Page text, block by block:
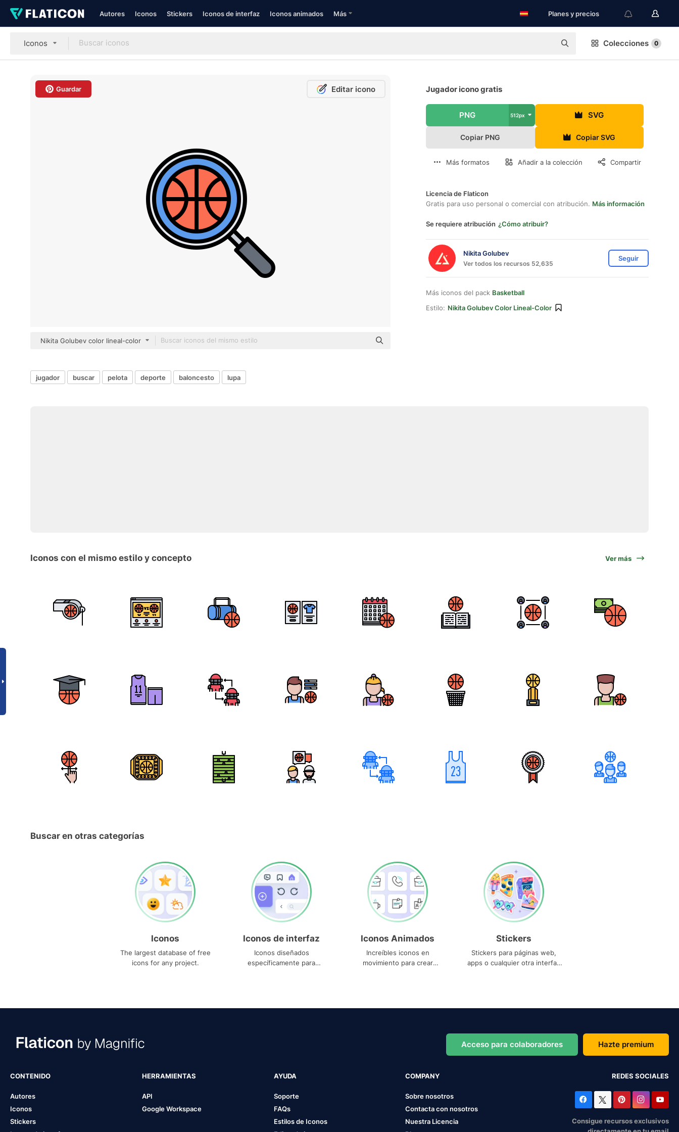
Autores Iconos Stickers Iconos de interfaz Iconos animados Más Planes y precios
Iconos Colecciones 0
Guardar Editar icono
Nikita Golubev color lineal-color
Jugador icono gratis
PNG 512px SVG
Copiar PNG Copiar SVG
Más formatos Añadir a la colección Compartir
Licencia de Flaticon
Gratis para uso personal o comercial con atribución. Más información
Se requiere atribución ¿Cómo atribuir?
Nikita Golubev
Ver todos los recursos 52,635
Seguir
Más iconos del pack Basketball
Estilo: Nikita Golubev Color Lineal-Color
jugador buscar pelota deporte baloncesto lupa
Iconos con el mismo estilo y concepto Ver más
Buscar en otras categorías
Iconos
The largest database of free
icons for any project.
Iconos de interfaz
Iconos diseñados
específicamente para
Iconos Animados
Increíbles iconos en
movimiento para crear
Stickers
Stickers para páginas web,
apps o cualquier otra interfaz
Acceso para colaboradores Hazte premium
CONTENIDO
Autores
Iconos
Stickers
HERRAMIENTAS
API
Google Workspace
AYUDA
Soporte
FAQs
Estilos de Iconos
COMPANY
Sobre nosotros
Contacta con nosotros
Nuestra Licencia
REDES SOCIALES
Consigue recursos exclusivos